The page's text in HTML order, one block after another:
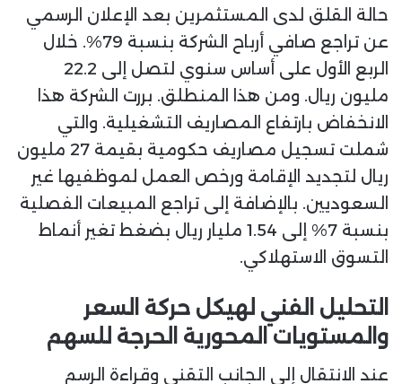
حالة القلق لدى المستثمرين بعد الإعلان الرسمي
عن تراجع صافي أرباح الشركة بنسبة 79%. خلال
الربع الأول على أساس سنوي لتصل إلى 22.2
مليون ريال. ومن هذا المنطلق. بررت الشركة هذا
الانخفاض بارتفاع المصاريف التشغيلية. والتي
شملت تسجيل مصاريف حكومية بقيمة 27 مليون
ريال لتجديد الإقامة ورخص العمل لموظفيها غير
السعوديين. بالإضافة إلى تراجع المبيعات الفصلية
بنسبة 7% إلى 1.54 مليار ريال بضغط تغير أنماط
التسوق الاستهلاكي.
التحليل الفني لهيكل حركة السعر
والمستويات المحورية الحرجة للسهم
عند الانتقال إلى الجانب التقني وقراءة الرسم